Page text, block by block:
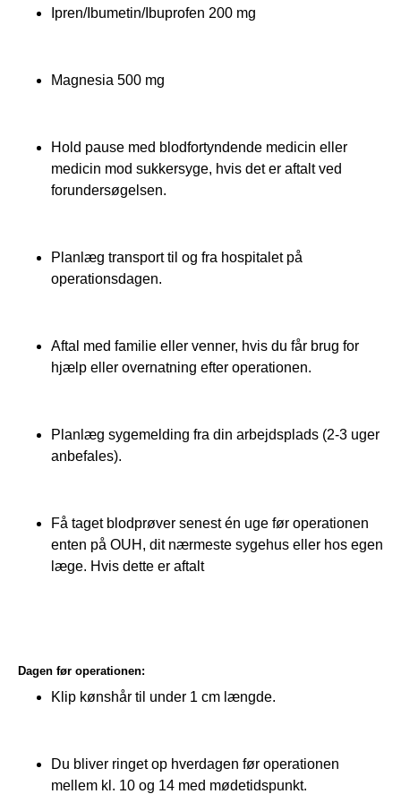
Ipren/Ibumetin/Ibuprofen 200 mg
Magnesia 500 mg
Hold pause med blodfortyndende medicin eller
medicin mod sukkersyge, hvis det er aftalt ved
forundersøgelsen.
Planlæg transport til og fra hospitalet på
operationsdagen.
Aftal med familie eller venner, hvis du får brug for
hjælp eller overnatning efter operationen.
Planlæg sygemelding fra din arbejdsplads (2-3 uger
anbefales).
Få taget blodprøver senest én uge før operationen
enten på OUH, dit nærmeste sygehus eller hos egen
læge. Hvis dette er aftalt
Dagen før operationen:
Klip kønshår til under 1 cm længde.
Du bliver ringet op hverdagen før operationen
mellem kl. 10 og 14 med mødetidspunkt.